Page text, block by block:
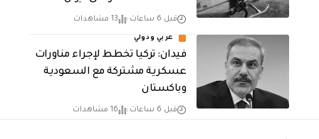
قبل 6 ساعات 13 مشاهدات
عربي ودولي
فيدان: تركيا تخطط لإجراء مناورات
عسكرية مشتركة مع السعودية
وباكستان
قبل 6 ساعات 16 مشاهدات